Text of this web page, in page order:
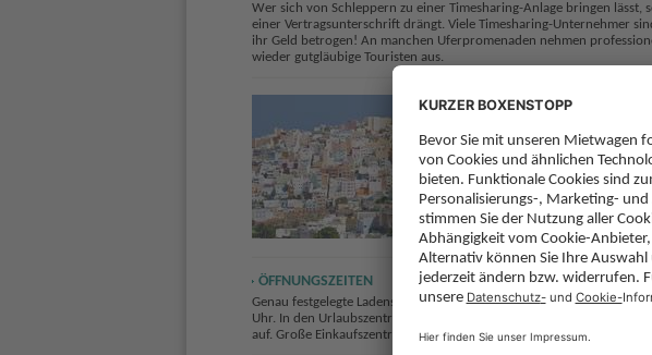
Wer sich von Schleppern zu einer Timesharing-Anlage bringen
einer Vertragsunterschrift drängt. Viele Timesharing-Unternehmer
ihr Geld betrogen! An manchen Uferpromenaden nehmen
wieder gutgläubige Touristen aus.
NOTFÄLLE
mehreren Sprachen (u. a.
Tel. 092; Feuerwehr Tel.
ADAC in Deutschland
deutsche Klinik sorgen
23 00 27 und die
ÖFFNUNGSZEITEN
Genau festgelegte Ladenschlusszeiten gibt es nicht. Die meisten
Uhr. In den Urlaubszentren werden diese Zeiten je nach Saison und
auf. Große Einkaufszentren öffnen Mo-Sa oder sogar täglich 10-22 Uhr.